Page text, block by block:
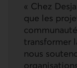
Chez
que les
transformer
nous